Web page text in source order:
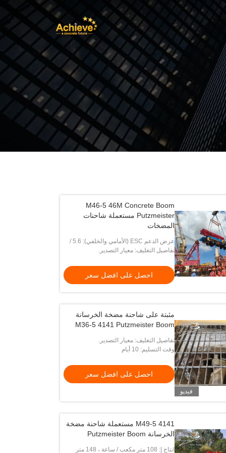
M46-5 46M Concrete Boom
Putzmeister مستعملة شاحنات
المضخات
عرض الدعم ESC (الأمامي والخلفي): 5.6 /
6.3 م
تفاصيل التغليف: معيار التصدير.
احصل على افضل سعر
فيديو
مثبتة على شاحنة مضخة الخرسانة
M36-5 4141 Putzmeister Boom
تفاصيل التغليف: معيار التصدير.
وقت التسليم: 10 أيام
احصل على افضل سعر
M49-5 4141 مستعملة شاحنة مضخة
الخرسانة Putzmeister Boom
انتاج |: 108 متر مكعب / ساعة ، 148 متر